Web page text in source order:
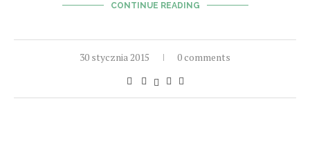
CONTINUE READING
30 stycznia 2015 0 comments